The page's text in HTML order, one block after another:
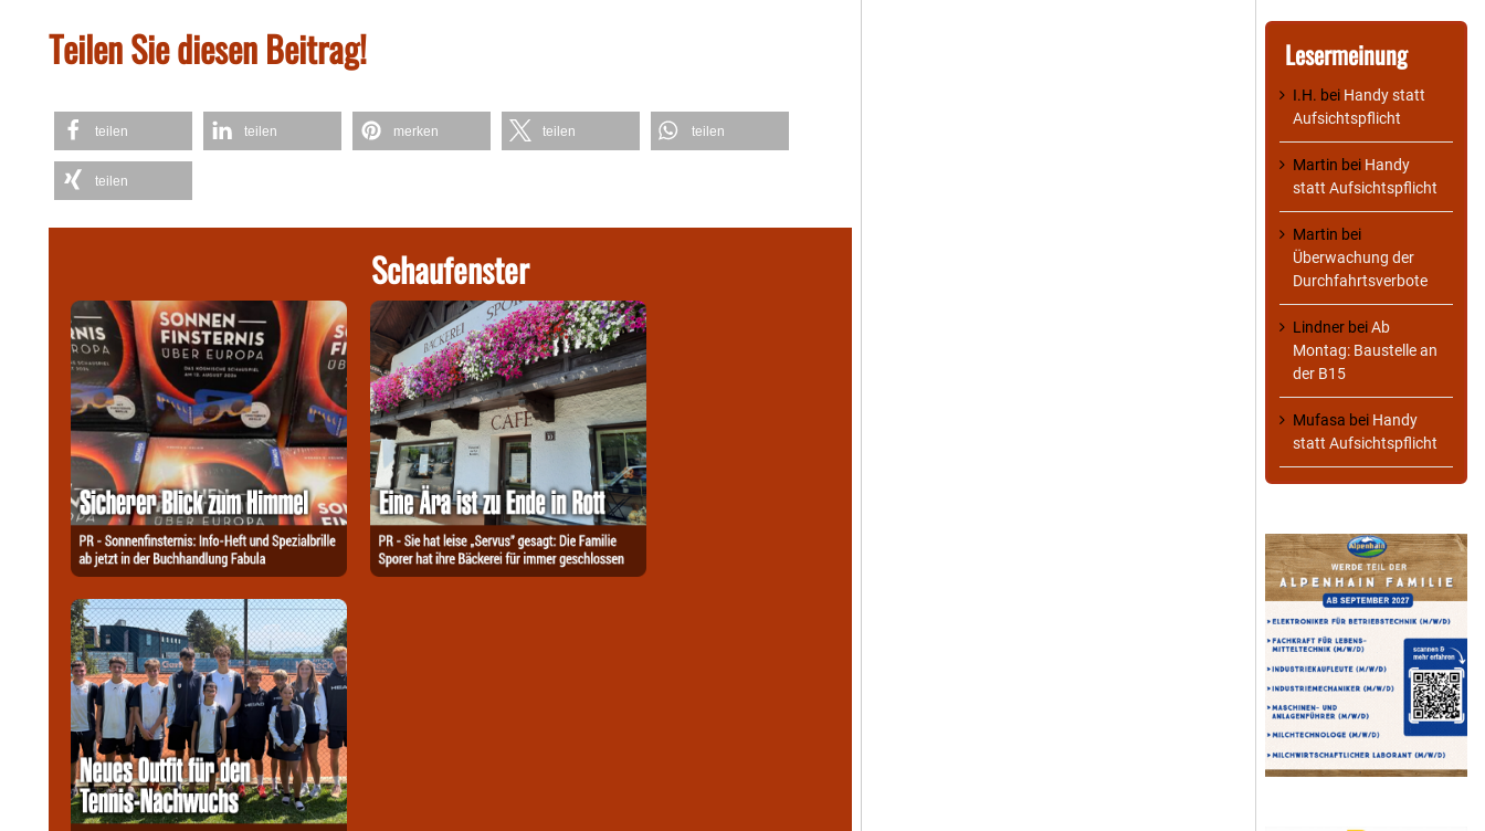
Teilen Sie diesen Beitrag!
teilen teilen merken teilen teilen
teilen
Schaufenster
Lesermeinung
I.H. bei Handy statt
Aufsichtspflicht
Martin bei Handy
statt Aufsichtspflicht
Martin bei
Überwachung der
Durchfahrtsverbote
Lindner beiAb
Montag: Baustelle an
der B15
Mufasa bei Handy
statt Aufsichtspflicht